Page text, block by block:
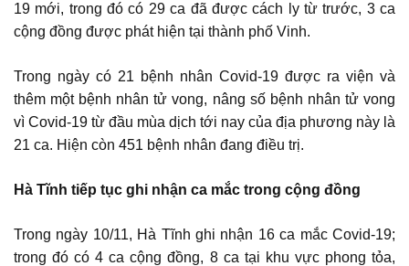
19 mới, trong đó có 29 ca đã được cách ly từ trước, 3 ca
cộng đồng được phát hiện tại thành phố Vinh.
Trong ngày có 21 bệnh nhân Covid-19 được ra viện và
thêm một bệnh nhân tử vong, nâng số bệnh nhân tử vong
vì Covid-19 từ đầu mùa dịch tới nay của địa phương này là
21 ca. Hiện còn 451 bệnh nhân đang điều trị.
Hà Tĩnh tiếp tục ghi nhận ca mắc trong cộng đồng
Trong ngày 10/11, Hà Tĩnh ghi nhận 16 ca mắc Covid-19;
trong đó có 4 ca cộng đồng, 8 ca tại khu vực phong tỏa,